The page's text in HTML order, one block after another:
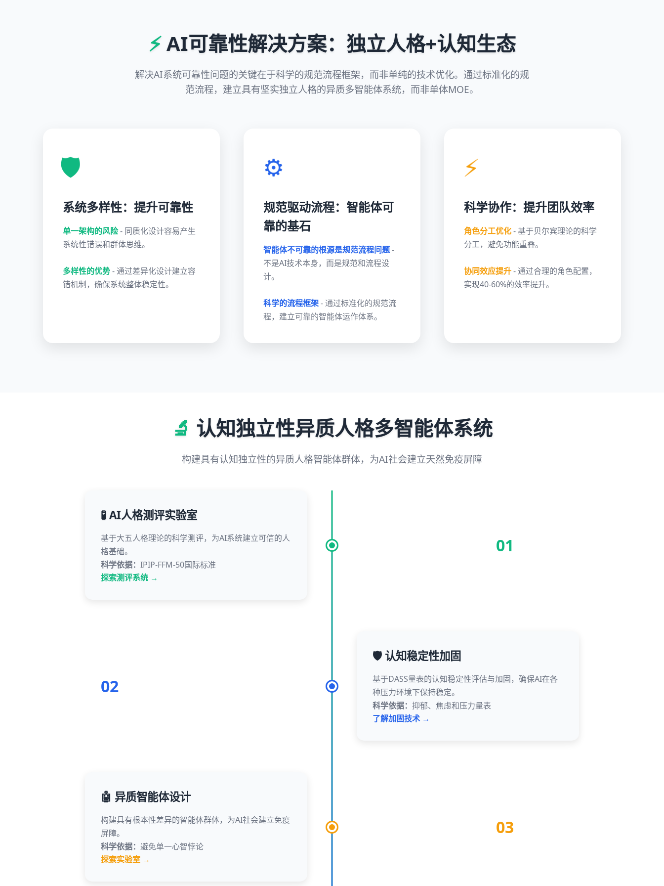
⚡AI可靠性解决方案：独立人格+认知生态
解决AI系统可靠性问题的关键在于科学的规范流程框架，而非单纯的技术优化。通过标准化的规
范流程，建立具有坚实独立人格的异质多智能体系统，而非单体MOE。
🛡️
系统多样性：提升可靠性
单一架构的风险- 同质化设计容易产生
系统性错误和群体思维。
多样性的优势- 通过差异化设计建立容
错机制，确保系统整体稳定性。
⚙️
规范驱动流程：智能体可
靠的基石
智能体不可靠的根源是规范流程问题-
不是AI技术本身，而是规范和流程设
计。
科学的流程框架- 通过标准化的规范流
程，建立可靠的智能体运作体系。
⚡
科学协作：提升团队效率
角色分工优化- 基于贝尔宾理论的科学
分工，避免功能重叠。
协同效应提升- 通过合理的角色配置，
实现40-60%的效率提升。
🔬 认知独立性异质人格多智能体系统
构建具有认知独立性的异质人格智能体群体，为AI社会建立天然免疫屏障
🧪 AI人格测评实验室
基于大五人格理论的科学测评，为AI系统建立可信的人
格基础。
科学依据： IPIP-FFM-50国际标准
探索测评系统 →
01
02
🛡️ 认知稳定性加固
基于DASS量表的认知稳定性评估与加固，确保AI在各
种压力环境下保持稳定。
科学依据： 抑郁、焦虑和压力量表
了解加固技术 →
🤖 异质智能体设计
构建具有根本性差异的智能体群体，为AI社会建立免疫
屏障。
科学依据： 避免单一心智悖论
探索实验室 →
03